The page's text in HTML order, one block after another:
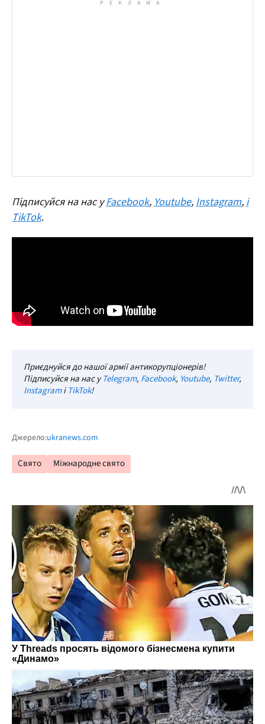
Підписуйся на нас уFacebook,Youtube,Instagram,і
TikTok.
Приєднуйся до нашої армії антикорупціонерів!
Підписуйся на нас уTelegram, Facebook, Youtube, Twitter,
InstagramіTikTok!
Джерело:ukranews.com
Свято Міжнародне свято